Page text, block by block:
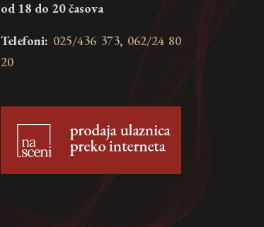
od 18 do 20 časova
Telefoni: 025/436 373, 062/24 80
20